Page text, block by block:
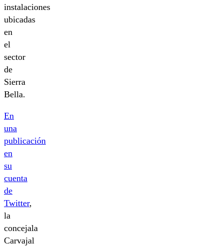
instalaciones
ubicadas
en
el
sector
de
Sierra
Bella.
En
una
publicación
en
su
cuenta
de
Twitter,
la
concejala
Carvajal